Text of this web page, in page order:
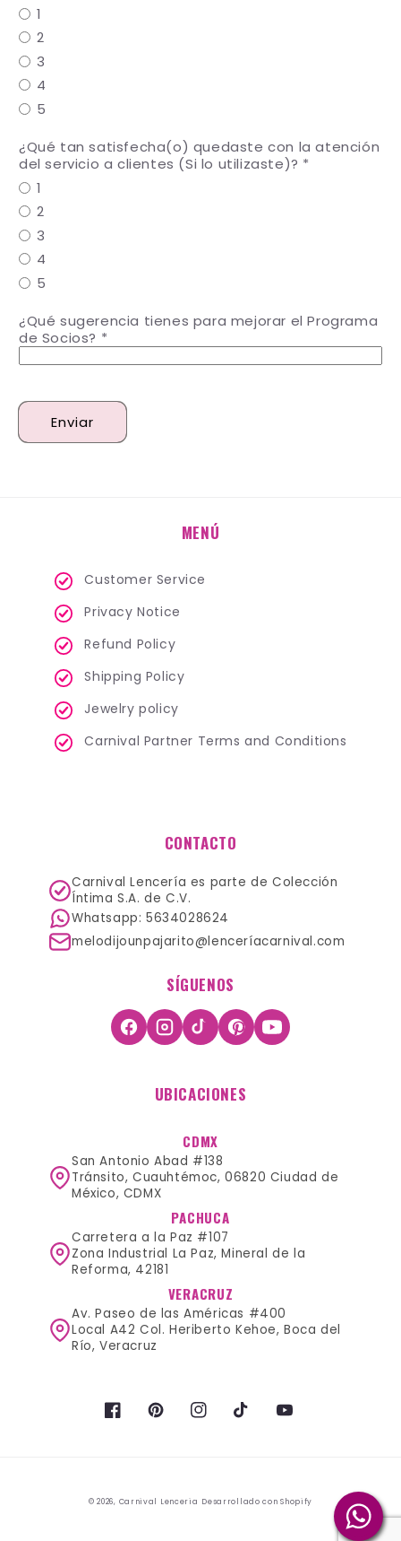
1
2
3
4
5
¿Qué tan satisfecha(o) quedaste con la atención
del servicio a clientes (Si lo utilizaste)?
1
2
3
4
5
¿Qué sugerencia tienes para mejorar el Programa
de Socios?
Enviar
MENÚ
Customer Service
Privacy Notice
Refund Policy
Shipping Policy
Jewelry policy
Carnival Partner Terms and Conditions
CONTACTO
Carnival Lencería es parte de Colección
Íntima S.A. de C.V.
Whatsapp: 5634028624
melodijounpajarito@lenceríacarnival.com
SÍGUENOS
UBICACIONES
CDMX
San Antonio Abad #138
Tránsito, Cuauhtémoc, 06820 Ciudad de
México, CDMX
PACHUCA
Carretera a la Paz #107
Zona Industrial La Paz, Mineral de la
Reforma, 42181
VERACRUZ
Av. Paseo de las Américas #400
Local A42 Col. Heriberto Kehoe, Boca del
Río, Veracruz
FacebookPinterestInstagramTikTok YouTube
© 2026, Carnival Lenceria Desarrollado con Shopify